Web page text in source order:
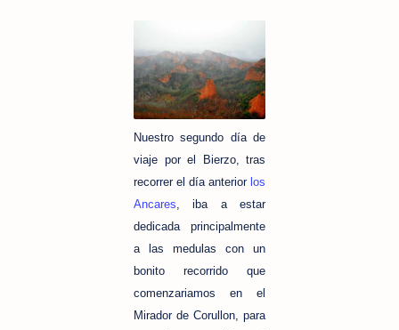
Nuestro segundo día de
viaje por el Bierzo, tras
recorrer el día anterior los
Ancares, iba a estar
dedicada principalmente
a las medulas con un
bonito recorrido que
comenzariamos en el
Mirador de Corullon, para